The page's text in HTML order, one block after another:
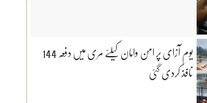
یوم آزای پر امن وامان کیلئے مری میں دفعہ 144
نافذ کردی گئی